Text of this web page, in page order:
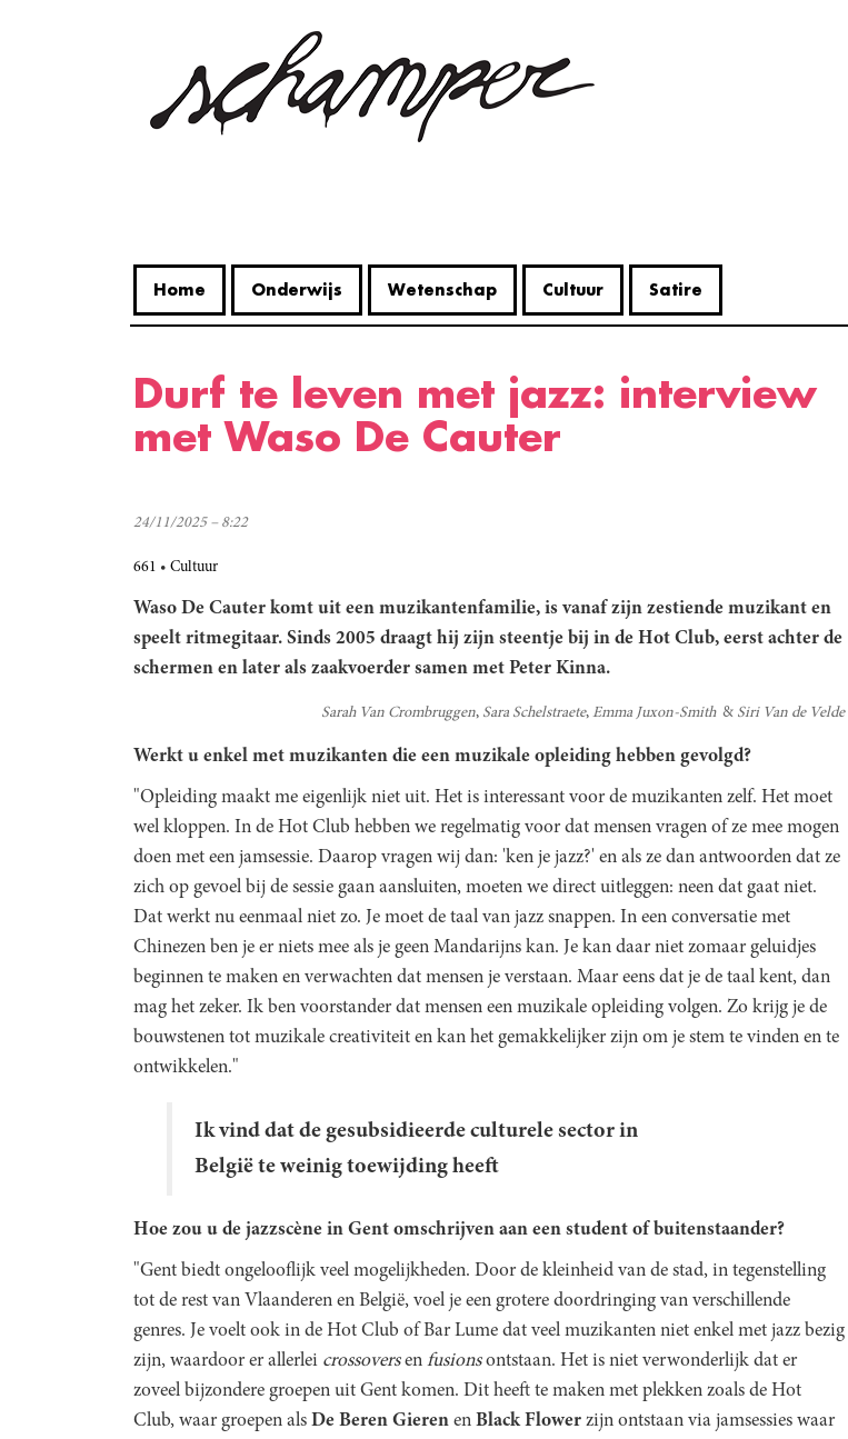
Home Onderwijs Wetenschap Cultuur Satire
Durf te leven met jazz: interview
met Waso De Cauter
24/11/2025 – 8:22
661 Cultuur
Waso De Cauter komt uit een muzikantenfamilie, is vanaf zijn zestiende muzikant en
speelt ritmegitaar. Sinds 2005 draagt hij zijn steentje bij in de Hot Club, eerst achter de
schermen en later als zaakvoerder samen met Peter Kinna.
Sarah Van Crombruggen Sara Schelstraete Emma Juxon-Smith Siri Van de Velde
Werkt u enkel met muzikanten die een muzikale opleiding hebben gevolgd?
"Opleiding maakt me eigenlijk niet uit. Het is interessant voor de muzikanten zelf. Het moet
wel kloppen. In de Hot Club hebben we regelmatig voor dat mensen vragen of ze mee mogen
doen met een jamsessie. Daarop vragen wij dan: 'ken je jazz?' en als ze dan antwoorden dat ze
zich op gevoel bij de sessie gaan aansluiten, moeten we direct uitleggen: neen dat gaat niet.
Dat werkt nu eenmaal niet zo. Je moet de taal van jazz snappen. In een conversatie met
Chinezen ben je er niets mee als je geen Mandarijns kan. Je kan daar niet zomaar geluidjes
beginnen te maken en verwachten dat mensen je verstaan. Maar eens dat je de taal kent, dan
mag het zeker. Ik ben voorstander dat mensen een muzikale opleiding volgen. Zo krijg je de
bouwstenen tot muzikale creativiteit en kan het gemakkelijker zijn om je stem te vinden en te
ontwikkelen."
Ik vind dat de gesubsidieerde culturele sector in
België te weinig toewijding heeft
Hoe zou u de jazzscène in Gent omschrijven aan een student of buitenstaander?
"Gent biedt ongelooflijk veel mogelijkheden. Door de kleinheid van de stad, in tegenstelling
tot de rest van Vlaanderen en België, voel je een grotere doordringing van verschillende
genres. Je voelt ook in de Hot Club of Bar Lume dat veel muzikanten niet enkel met jazz bezig
zijn, waardoor er allerlei crossoversen fusionsontstaan. Het is niet verwonderlijk dat er
zoveel bijzondere groepen uit Gent komen. Dit heeft te maken met plekken zoals de Hot
Club, waar groepen als De Beren Gieren en Black Flower zijn ontstaan via jamsessies waar